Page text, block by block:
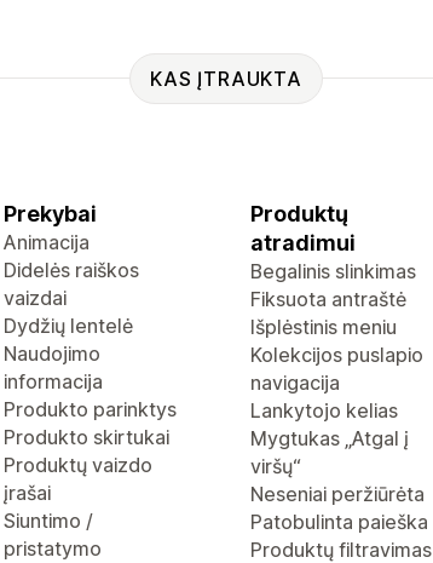
KAS ĮTRAUKTA
Prekybai
Animacija
Didelės raiškos
vaizdai
Dydžių lentelė
Naudojimo
informacija
Produkto parinktys
Produkto skirtukai
Produktų vaizdo
įrašai
Siuntimo /
pristatymo
Produktų
atradimui
Begalinis slinkimas
Fiksuota antraštė
Išplėstinis meniu
Kolekcijos puslapio
navigacija
Lankytojo kelias
Mygtukas „Atgal į
viršų“
Neseniai peržiūrėta
Patobulinta paieška
Produktų filtravimas